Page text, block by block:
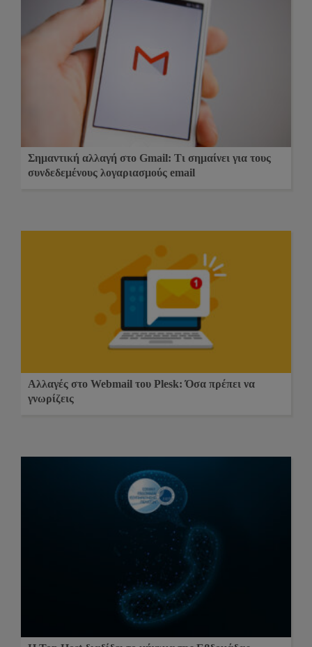
Σημαντική αλλαγή στο Gmail: Τι σημαίνει για τους
συνδεδεμένους λογαριασμούς email
Αλλαγές στο Webmail του Plesk: Όσα πρέπει να
γνωρίζεις